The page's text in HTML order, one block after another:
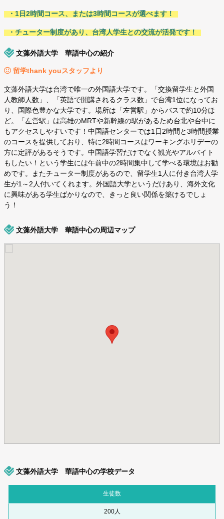
・1日2時間コース、または3時間コースが選べます！
・チューター制度があり、台湾人学生との交流が活発です！
文藻外語大学 華語中心の紹介
留学thank youスタッフより
文藻外語大学は台湾で唯一の外国語大学です。「交換留学生と外国
人教師人数」、「英語で開講されるクラス数」で台湾1位になってお
り、国際色豊かな大学です。場所は「左営駅」からバスで約10分ほ
ど。「左営駅」は高雄のMRTや新幹線の駅があるため台北や台中に
もアクセスしやすいです！中国語センターでは1日2時間と3時間授業
のコースを提供しており、特に2時間コースはワーキングホリデーの
方に定評があるそうです。中国語学習だけでなく観光やアルバイト
もしたい！という学生には午前中の2時間集中して学べる環境はお勧
めです。またチューター制度があるので、留学生1人に付き台湾人学
生が1～2人付いてくれます。外国語大学というだけあり、海外文化
に興味がある学生ばかりなので、きっと良い関係を築けるでしょ
う！
文藻外語大学 華語中心の周辺マップ
文藻外語大学 華語中心の学校データ
生徒数
200人